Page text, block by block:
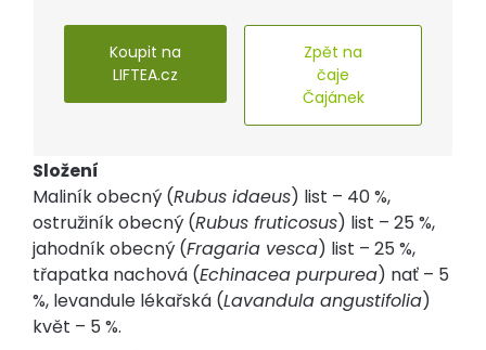
Koupit na
LIFTEA.cz
Zpět na
čaje
Čajánek
Složení
Maliník obecný (Rubus idaeus) list – 40 %,
ostružiník obecný (Rubus fruticosus) list – 25 %,
jahodník obecný (Fragaria vesca) list – 25 %,
třapatka nachová (Echinacea purpurea) nať – 5
%, levandule lékařská (Lavandula angustifolia)
květ – 5 %.